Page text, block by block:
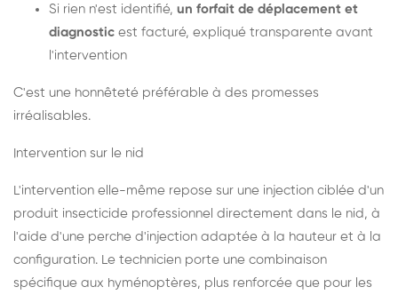
Si rien n'est identifié, un forfait de déplacement et
diagnostic est facturé, expliqué transparente avant
l'intervention
C'est une honnêteté préférable à des promesses
irréalisables.
Intervention sur le nid
L'intervention elle-même repose sur une injection ciblée d'un
produit insecticide professionnel directement dans le nid, à
l'aide d'une perche d'injection adaptée à la hauteur et à la
configuration. Le technicien porte une combinaison
spécifique aux hyménoptères, plus renforcée que pour les